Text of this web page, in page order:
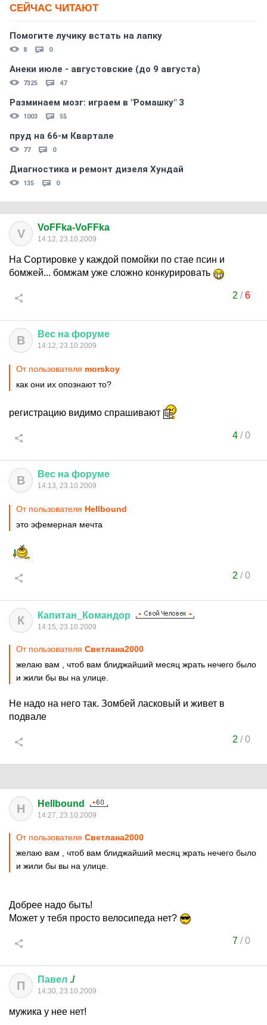
СЕЙЧАС ЧИТАЮТ
Помогите лучику встать на лапку
8 0
Анеки июле - августовские (до 9 августа)
7325 47
Разминаем мозг: играем в "Ромашку" 3
1003 55
пруд на 66-м Квартале
77 0
Диагностика и ремонт дизеля Хундай
135 0
V VoFFka-VoFFka
14:12, 23.10.2009
На Сортировке у каждой помойки по стае псин и
бомжей... бомжам уже сложно конкурировать
2 /6
В Вес на форуме
14:12, 23.10.2009
От пользователя morskoy
как они их опознают то?
регистрацию видимо спрашивают
4/0
В Вес на форуме
14:13, 23.10.2009
От пользователя Hellbound
это эфемерная мечта
2 /0
К Капитан Командор
14:15, 23.10.2009
От пользователя Cвeтлaнa2000
желаю вам , чтоб вам блиджайший месяц жрать нечего было
и жили бы вы на улице.
Не надо на него так. Зомбей ласковый и живет в
подвале
2 /0
H Hellbound
14:27, 23.10.2009
От пользователя Cвeтлaнa2000
желаю вам , чтоб вам блиджайший месяц жрать нечего было
и жили бы вы на улице.
Добрее надо быть!
Может у тебя просто велосипеда нет?
7/0
П Павел ./
14:30, 23.10.2009
мужика у нее нет!